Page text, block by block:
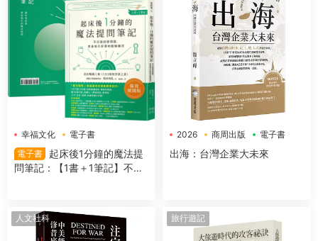
幸福文化
電子書
電子書
起床後1分鐘的魔法提
問筆記：【1書＋1筆記】不隻
2026 商周出版 電子書
出海：台灣企業大未來
人文社科 旅行遊記